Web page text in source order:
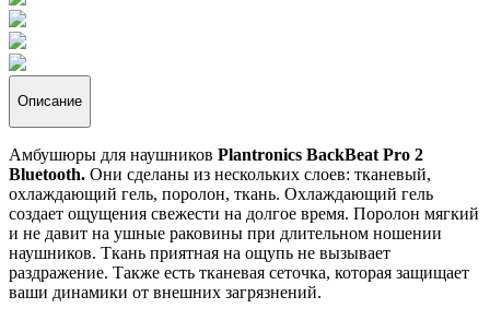
Описание
Амбушюры для наушников Plantronics BackBeat Pro 2
Bluetooth. Они сделаны из нескольких слоев: тканевый,
охлаждающий гель, поролон, ткань. Охлаждающий гель
создает ощущения свежести на долгое время. Поролон мягкий
и не давит на ушные раковины при длительном ношении
наушников. Ткань приятная на ощупь не вызывает
раздражение. Также есть тканевая сеточка, которая защищает
ваши динамики от внешних загрязнений.